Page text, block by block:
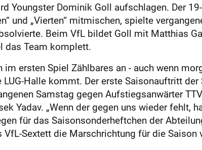
Youngster Dominik Goll aufschlagen. Der
und „Vierten“ mitmischen, spielte
Beim VfL bildet Goll mit Matthias
das Team komplett.
im ersten Spiel Zählbares an - auch wenn
LUG-Halle kommt. Der erste Saisonauftritt
Samstag gegen Aufstiegsanwärter
Yadav. „Wenn der gegen uns wieder fehlt,
für das Saisonsonderheftchen der
Sextett die Marschrichtung für die Saison